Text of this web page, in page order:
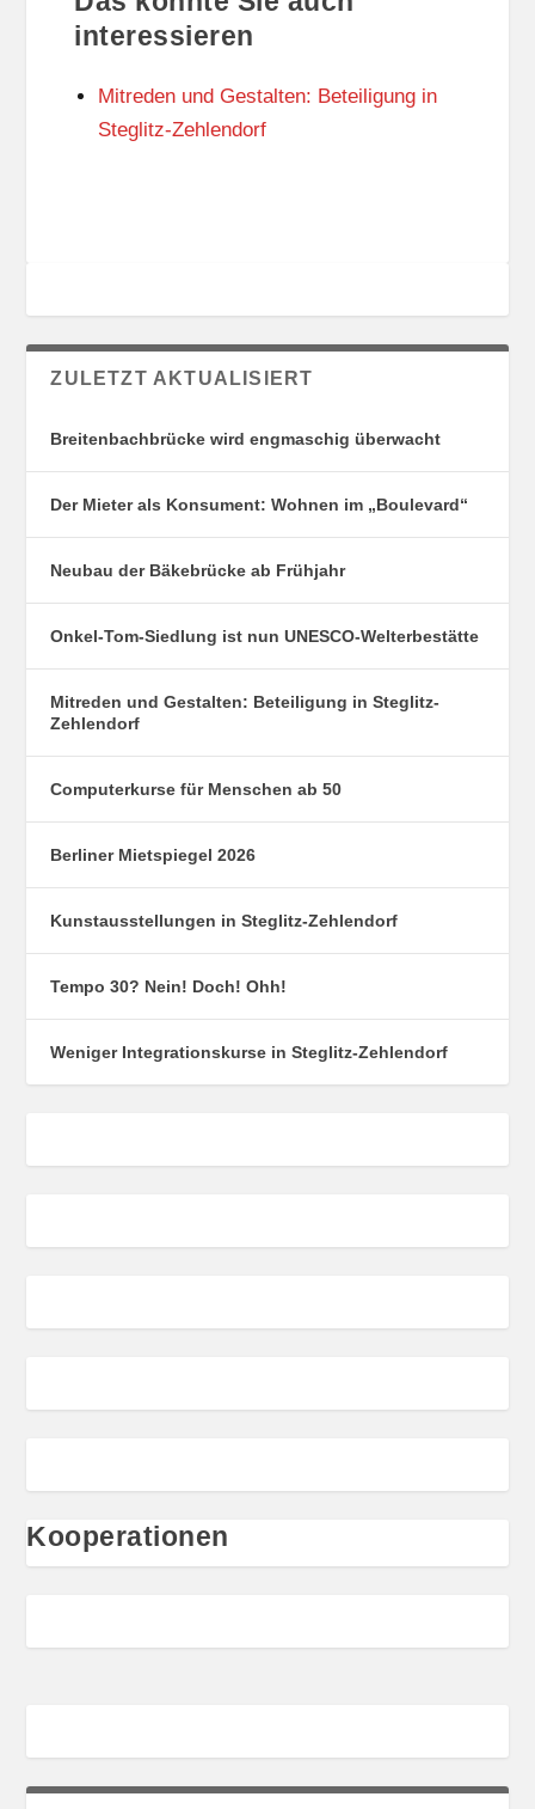
T
U
N
S
O
O
R
N
interessieren
Mitreden und Gestalten: Beteiligung in
Steglitz-Zehlendorf
ZULETZT AKTUALISIERT
Breitenbachbrücke wird engmaschig überwacht
Der Mieter als Konsument: Wohnen im „Boulevard“
Neubau der Bäkebrücke ab Frühjahr
Onkel-Tom-Siedlung ist nun UNESCO-Welterbestätte
Mitreden und Gestalten: Beteiligung in Steglitz-
Zehlendorf
Computerkurse für Menschen ab 50
Berliner Mietspiegel 2026
Kunstausstellungen in Steglitz-Zehlendorf
Tempo 30? Nein! Doch! Ohh!
Weniger Integrationskurse in Steglitz-Zehlendorf
Kooperationen